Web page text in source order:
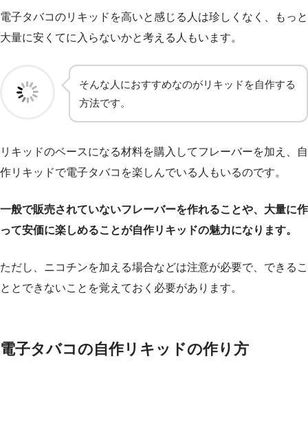
電子タバコのリキッドを高いと感じる人は珍しくなく、もっと
大量に安くてに入らないかと考える人もいます。
そんな人におすすめなのがリキッドを自作する
方法です。
リキッドのベースになる材料を購入してフレーバーを加え、自
作リキッドで電子タバコを楽しんでいる人もいるのです。
一般で販売されていないフレーバーを作れることや、大量に作
って安価に楽しめることが自作リキッドの魅力になります。
ただし、ニコチンを加える場合などは注意が必要で、できるこ
ととできないことを覚えておく必要があります。
電子タバコの自作リキッドの作り方